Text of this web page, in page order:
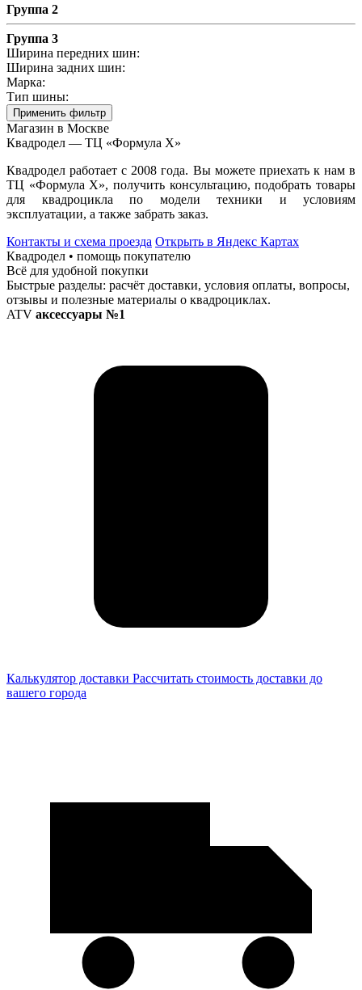
Группа 2
Группа 3
Ширина передних шин:
Ширина задних шин:
Марка:
Тип шины:
Применить фильтр
Магазин в Москве
Квадродел — ТЦ «Формула Х»
Квадродел работает с 2008 года. Вы можете приехать к нам в
ТЦ «Формула Х», получить консультацию, подобрать товары
для квадроцикла по модели техники и условиям
эксплуатации, а также забрать заказ.
Контакты и схема проезда Открыть в Яндекс Картах
Квадродел • помощь покупателю
Всё для удобной покупки
Быстрые разделы: расчёт доставки, условия оплаты, вопросы,
отзывы и полезные материалы о квадроциклах.
ATV аксессуары №1
Калькулятор доставки Рассчитать стоимость доставки до
вашего города